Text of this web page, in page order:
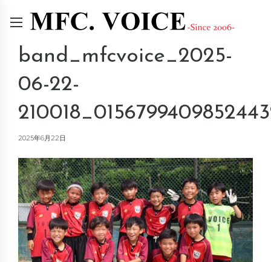
band_mfcvoice_2025-
06-22-
2025年6月22日